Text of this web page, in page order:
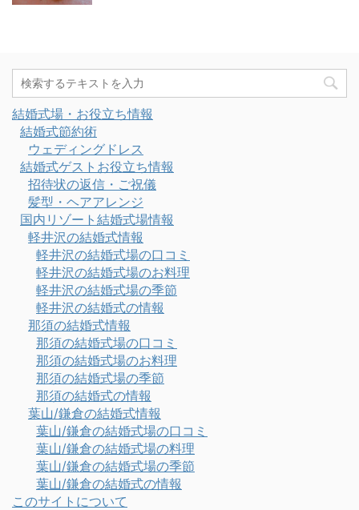
結婚式場・お役立ち情報
結婚式節約術
ウェディングドレス
結婚式ゲストお役立ち情報
招待状の返信・ご祝儀
髪型・ヘアアレンジ
国内リゾート結婚式場情報
軽井沢の結婚式情報
軽井沢の結婚式場の口コミ
軽井沢の結婚式場のお料理
軽井沢の結婚式場の季節
軽井沢の結婚式の情報
那須の結婚式情報
那須の結婚式場の口コミ
那須の結婚式場のお料理
那須の結婚式場の季節
那須の結婚式の情報
葉山/鎌倉の結婚式情報
葉山/鎌倉の結婚式場の口コミ
葉山/鎌倉の結婚式場の料理
葉山/鎌倉の結婚式場の季節
葉山/鎌倉の結婚式の情報
このサイトについて